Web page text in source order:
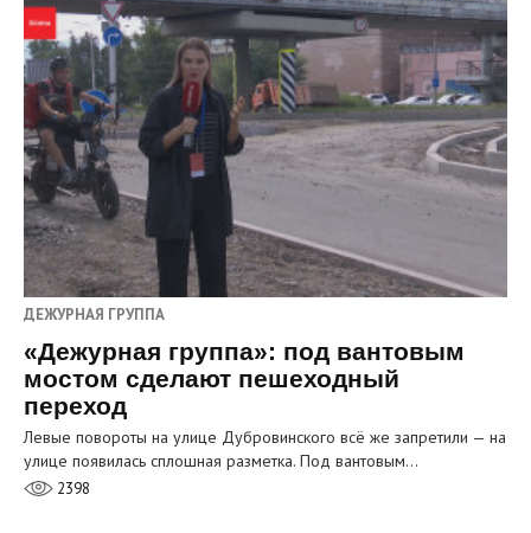
ДЕЖУРНАЯ ГРУППА
«Дежурная группа»: под вантовым
мостом сделают пешеходный
переход
Левые повороты на улице Дубровинского всё же запретили — на
улице появилась сплошная разметка. Под вантовым…
2398